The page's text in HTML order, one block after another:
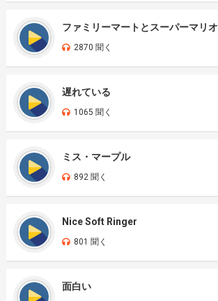
ファミリーマートとスーパーマリオ
2870 聞く
遅れている
1065 聞く
ミス・マープル
892 聞く
Nice Soft Ringer
801 聞く
面白い